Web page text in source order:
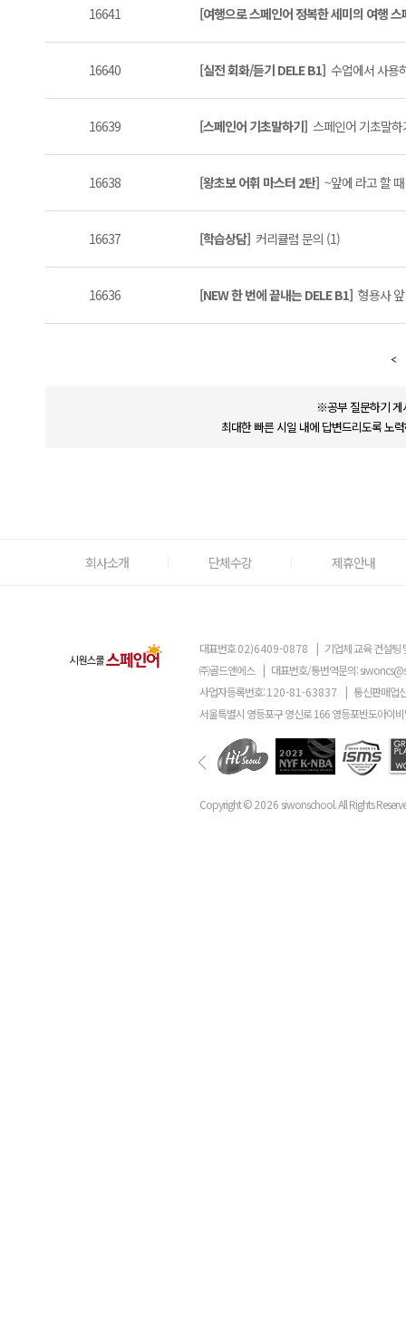
16641 [여행으로 스페인어 정복한 세미의 여행
16640 [실전 회화/듣기 DELE B1] 수업에서 사용
16639 [스페인어 기초말하기] 스페인어 기초말
16638 [왕초보 어휘 마스터 2탄] ~앞에 라고 할
16637 [학습상담] 커리큘럼 문의 (1)
16636 [NEW 한 번에 끝내는 DELE B1] 형용사
※공부 질문하기 게
최대한 빠른 시일 내에 답변드리도록 노
회사소개 단체수강 제휴안내
대표번호02)6409-0878 | 기업체 교육 컨설팅
㈜골드앤에스 | 대표번호/통번역문의:
사업자등록번호:120-81-63837 | 통신판매업
서울특별시 영등포구 영신로 166 영등포반도아이
Copyright ©2026 siwonschool. All Rights